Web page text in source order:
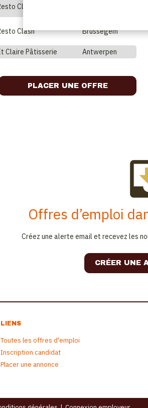
Clash
Clash Brussegem
Claire Pâtisserie Antwerpen
PLACER UNE OFFRE
Offres d’emploi
Créez une alerte email et recevez les
CRÉER UNE
LIENS
Toutes les offres d'emploi
Inscription candidat
Placer une annonce